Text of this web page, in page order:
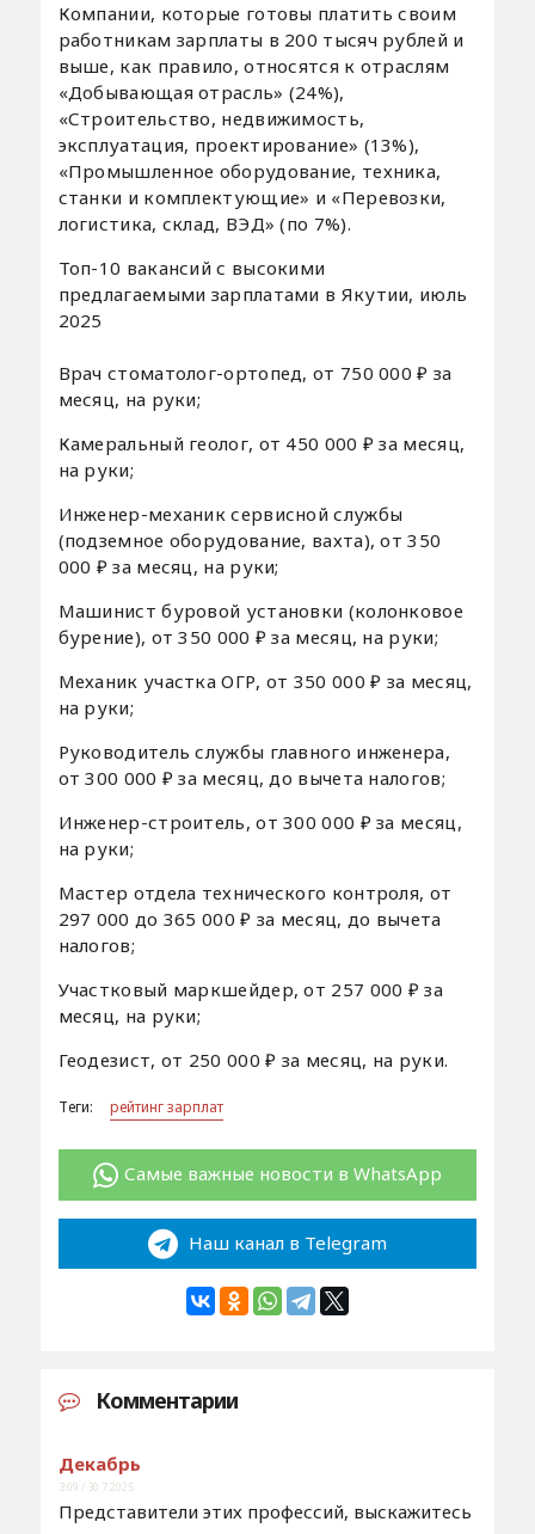
Компании, которые готовы платить своим
работникам зарплаты в 200 тысяч рублей и
выше, как правило, относятся к отраслям
«Добывающая отрасль» (24%),
«Строительство, недвижимость,
эксплуатация, проектирование» (13%),
«Промышленное оборудование, техника,
станки и комплектующие» и «Перевозки,
логистика, склад, ВЭД» (по 7%).
Топ-10 вакансий с высокими
предлагаемыми зарплатами в Якутии, июль
2025
Врач стоматолог-ортопед, от 750 000 ₽ за
месяц, на руки;
Камеральный геолог, от 450 000 ₽ за месяц,
на руки;
Инженер-механик сервисной службы
(подземное оборудование, вахта), от 350
000 ₽ за месяц, на руки;
Машинист буровой установки (колонковое
бурение), от 350 000 ₽ за месяц, на руки;
Механик участка ОГР, от 350 000 ₽ за месяц,
на руки;
Руководитель службы главного инженера,
от 300 000 ₽ за месяц, до вычета налогов;
Инженер-строитель, от 300 000 ₽ за месяц,
на руки;
Мастер отдела технического контроля, от
297 000 до 365 000 ₽ за месяц, до вычета
налогов;
Участковый маркшейдер, от 257 000 ₽ за
месяц, на руки;
Геодезист, от 250 000 ₽ за месяц, на руки.
Теги: рейтинг зарплат
Самые важные новости в WhatsApp
Наш канал в Telegram
Комментарии
Декабрь
3:09 / 30.7.2025
Представители этих профессий, выскажитесь